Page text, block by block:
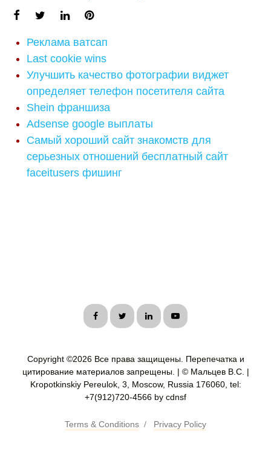
Реклама ватсап
Last cookie wins
Улучшить качество фотографии виджет
определяет телефон посетителя сайта
Shein франшиза
Adsense google выплаты
Самый хороший сайт знакомств для
серьезных отношений бесплатный сайт
faceitusers фишинг
Copyright ©2026 Все права защищены. Перепечатка и
цитирование материалов запрещены. | © Мальцев В.С. |
Kropotkinskiy Pereulok, 3, Moscow, Russia 176060, tel:
+7(912)720-4566 by cdnsf
Terms & Conditions / Privacy Policy